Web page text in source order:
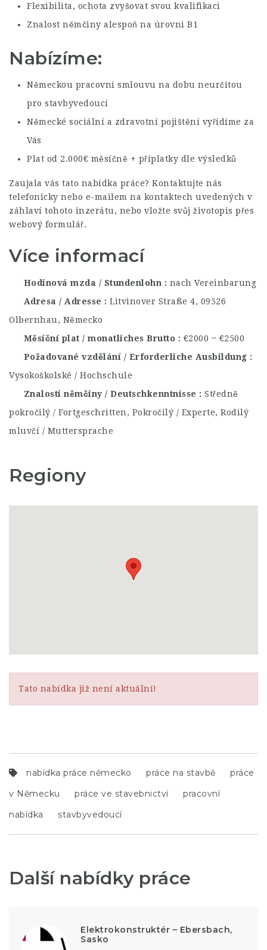
Flexibilita, ochota zvyšovat svou kvalifikaci
Znalost němčiny alespoň na úrovni B1
Nabízíme:
Německou pracovní smlouvu na dobu neurčitou
pro stavbyvedoucí
Německé sociální a zdravotní pojištění vyřídíme za
Vás
Plat od 2.000€ měsíčně + příplatky dle výsledků
Zaujala vás tato nabídka práce? Kontaktujte nás
telefonicky nebo e-mailem na kontaktech uvedených v
záhlaví tohoto inzerátu, nebo vložte svůj životopis přes
webový formulář.
Více informací
Hodinová mzda / Stundenlohn
nach Vereinbarung
Adresa / Adresse
Litvinover Straße 4, 09526
Olbernhau, Německo
Měsíční plat / monatliches Brutto
€2000 ~ €2500
Požadované vzdělání / Erforderliche Ausbildung
Vysokoškolské / Hochschule
Znalosti němčiny / Deutschkenntnisse
Středně
pokročilý / Fortgeschritten, Pokročilý / Experte, Rodilý
mluvčí / Muttersprache
Regiony
Tato nabídka již není aktuální!
nabídka práce německo práce na stavbě
práce
v Německu
práce ve stavebnictví
pracovní
nabídka
stavbyvedoucí
Další nabídky práce
Elektrokonstruktér – Ebersbach,
Sasko